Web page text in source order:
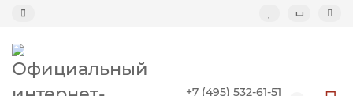
+7 (495) 532-61-51
Назад